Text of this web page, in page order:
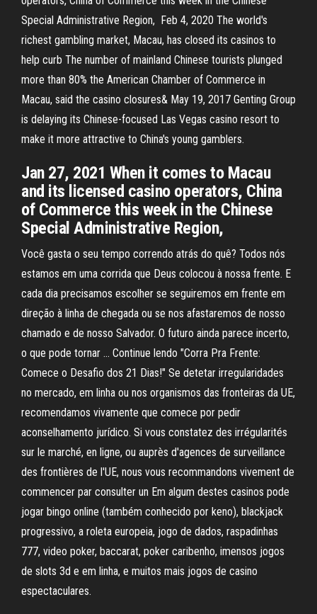
Special Administrative Region, Feb 4, 2020 The world's
richest gambling market, Macau, has closed its casinos to
help curb The number of mainland Chinese tourists plunged
more than 80% the American Chamber of Commerce in
Macau, said the casino closures& May 19, 2017 Genting Group
is delaying its Chinese-focused Las Vegas casino resort to
make it more attractive to China's young gamblers.
Jan 27, 2021 When it comes to Macau
and its licensed casino operators, China
of Commerce this week in the Chinese
Special Administrative Region,
Você gasta o seu tempo correndo atrás do quê? Todos nós
estamos em uma corrida que Deus colocou à nossa frente. E
cada dia precisamos escolher se seguiremos em frente em
direção à linha de chegada ou se nos afastaremos de nosso
chamado e de nosso Salvador. O futuro ainda parece incerto,
o que pode tornar … Continue lendo "Corra Pra Frente:
Comece o Desafio dos 21 Dias!" Se detetar irregularidades
no mercado, em linha ou nos organismos das fronteiras da UE,
recomendamos vivamente que comece por pedir
aconselhamento jurídico. Si vous constatez des irrégularités
sur le marché, en ligne, ou auprès d'agences de surveillance
des frontières de l'UE, nous vous recommandons vivement de
commencer par consulter un Em algum destes casinos pode
jogar bingo online (também conhecido por keno), blackjack
progressivo, a roleta europeia, jogo de dados, raspadinhas
777, video poker, baccarat, poker caribenho, imensos jogos
de slots 3d e em linha, e muitos mais jogos de casino
espectaculares.